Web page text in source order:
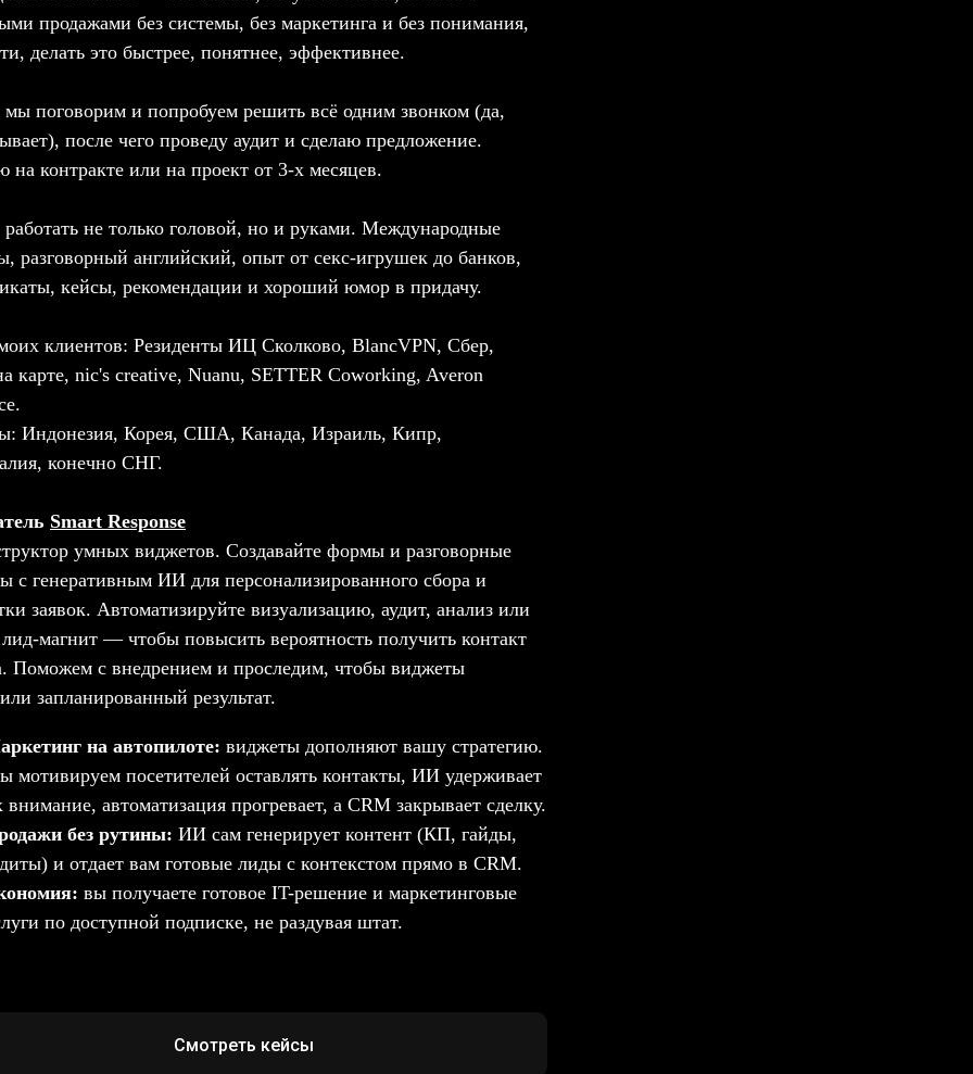
продажами без системы, без маркетинга и без понимания,
делать это быстрее, понятнее, эффективнее.
мы поговорим и попробуем решить всё одним звонком (да,
после чего проведу аудит и сделаю предложение.
на контракте или на проект от 3-х месяцев.
не только головой, но и руками. Международные
разговорный английский, опыт от секс-игрушек до банков,
кейсы, рекомендации и хороший юмор в придачу.
клиентов: Резиденты ИЦ Сколково, BlancVPN, Сбер,
карте, nic's creative, Nuanu, SETTER Coworking, Averon
Индонезия, Корея, США, Канада, Израиль, Кипр,
конечно СНГ.
Smart Response
умных виджетов. Создавайте формы и разговорные
с генеративным ИИ для персонализированного сбора и
заявок. Автоматизируйте визуализацию, аудит, анализ или
магнит — чтобы повысить вероятность получить контакт
Поможем с внедрением и проследим, чтобы виджеты
запланированный результат.
на автопилоте: виджеты дополняют вашу стратегию.
мотивируем посетителей оставлять контакты, ИИ удерживает
внимание, автоматизация прогревает, а CRM закрывает сделку.
без рутины: ИИ сам генерирует контент (КП, гайды,
и отдает вам готовые лиды с контекстом прямо в CRM.
вы получаете готовое IT-решение и маркетинговые
по доступной подписке, не раздувая штат.
Смотреть кейсы